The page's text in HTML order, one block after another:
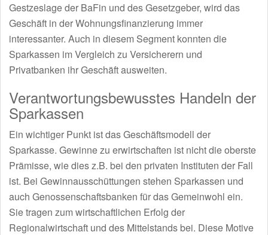
Gestzeslage der BaFin und des Gesetzgeber, wird das
Geschäft in der Wohnungsfinanzierung immer
interessanter. Auch in diesem Segment konnten die
Sparkassen im Vergleich zu Versicherern und
Privatbanken ihr Geschäft ausweiten.
Verantwortungsbewusstes Handeln der
Sparkassen
Ein wichtiger Punkt ist das Geschäftsmodell der
Sparkasse. Gewinne zu erwirtschaften ist nicht die oberste
Prämisse, wie dies z.B. bei den privaten Instituten der Fall
ist. Bei Gewinnausschüttungen stehen Sparkassen und
auch Genossenschaftsbanken für das Gemeinwohl ein.
Sie tragen zum wirtschaftlichen Erfolg der
Regionalwirtschaft und des Mittelstands bei. Diese Motive